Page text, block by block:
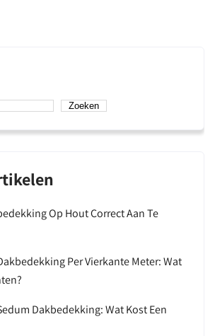
Zoeken
Op Hout Correct Aan Te
Per Vierkante Meter: Wat
Dakbedekking: Wat Kost Een